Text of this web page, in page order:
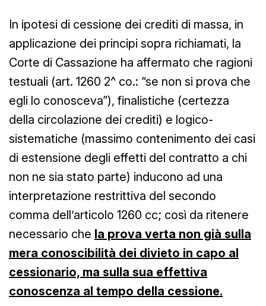
In ipotesi di cessione dei crediti di massa, in
applicazione dei principi sopra richiamati, la
Corte di Cassazione ha affermato che ragioni
testuali (art. 1260 2^ co.: “se non si prova che
egli lo conosceva”), finalistiche (certezza
della circolazione dei crediti) e logico-
sistematiche (massimo contenimento dei casi
di estensione degli effetti del contratto a chi
non ne sia stato parte) inducono ad una
interpretazione restrittiva del secondo
comma dell’articolo 1260 cc; così da ritenere
necessario che la prova verta non già sulla
mera conoscibilità dei divieto in capo al
cessionario, ma sulla sua effettiva
conoscenza al tempo della cessione.